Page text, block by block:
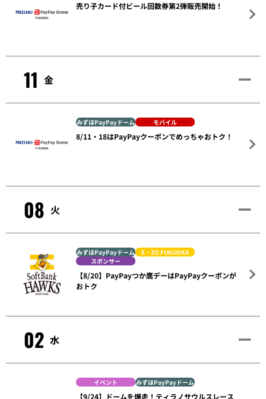
売り子カード付ビール回数券第2弾販売開始！
11 金
みずほPayPayドーム モバイル
8/11・18はPayPayクーポンでめっちゃおトク！
08 火
みずほPayPayドーム
E・ZO FUKUOKA
スポンサー
【8/20】PayPayつか鷹デーはPayPayクーポンが
おトク
02 水
イベント みずほPayPayドーム
【9/24】ドームを爆走！ティラノサウルスレース